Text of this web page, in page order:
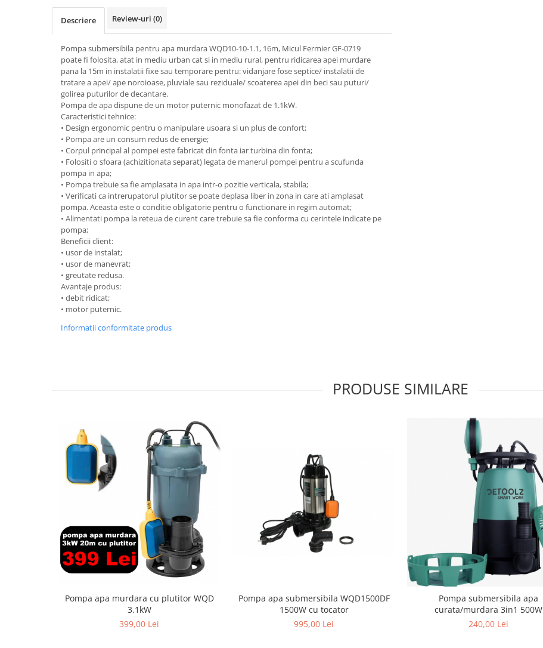
Descriere Review-uri (0)
Pompa submersibila pentru apa murdara WQD10-10-1.1, 16m, Micul Fermier GF-0719
poate fi folosita, atat in mediu urban cat si in mediu rural, pentru ridicarea apei murdare
pana la 15m in instalatii fixe sau temporare pentru: vidanjare fose septice/ instalatii de
tratare a apei/ ape noroioase, pluviale sau reziduale/ scoaterea apei din beci sau puturi/
golirea puturilor de decantare.
Pompa de apa dispune de un motor puternic monofazat de 1.1kW.
Caracteristici tehnice:
• Design ergonomic pentru o manipulare usoara si un plus de confort;
• Pompa are un consum redus de energie;
• Corpul principal al pompei este fabricat din fonta iar turbina din fonta;
• Folositi o sfoara (achizitionata separat) legata de manerul pompei pentru a scufunda
pompa in apa;
• Pompa trebuie sa fie amplasata in apa intr-o pozitie verticala, stabila;
• Verificati ca intrerupatorul plutitor se poate deplasa liber in zona in care ati amplasat
pompa. Aceasta este o conditie obligatorie pentru o functionare in regim automat;
• Alimentati pompa la reteua de curent care trebuie sa fie conforma cu cerintele indicate pe
pompa;
Beneficii client:
• usor de instalat;
• usor de manevrat;
• greutate redusa.
Avantaje produs:
• debit ridicat;
• motor puternic.
Informatii conformitate produs
PRODUSE SIMILARE
Pompa apa murdara cu plutitor WQD
3.1kW
399,00 Lei
Pompa apa submersibila WQD1500DF
1500W cu tocator
995,00 Lei
Pompa submersibila apa
curata/murdara 3in1 500W
240,00 Lei